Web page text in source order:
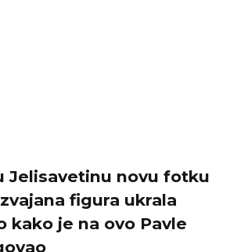
Jelisavetinu novu fotku
figura ukrala
kako je na ovo Pavle